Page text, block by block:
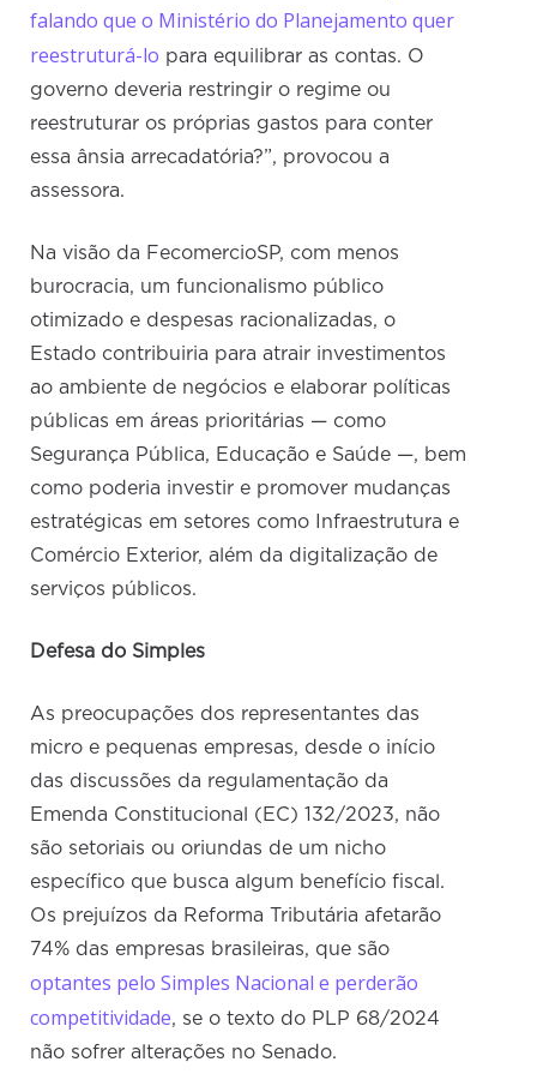
falando que o Ministério do Planejamento quer
reestruturá-lo para equilibrar as contas. O
governo deveria restringir o regime ou
reestruturar os próprias gastos para conter
essa ânsia arrecadatória?”, provocou a
assessora.
Na visão da FecomercioSP, com menos
burocracia, um funcionalismo público
otimizado e despesas racionalizadas, o
Estado contribuiria para atrair investimentos
ao ambiente de negócios e elaborar políticas
públicas em áreas prioritárias — como
Segurança Pública, Educação e Saúde —, bem
como poderia investir e promover mudanças
estratégicas em setores como Infraestrutura e
Comércio Exterior, além da digitalização de
serviços públicos.
Defesa do Simples
As preocupações dos representantes das
micro e pequenas empresas, desde o início
das discussões da regulamentação da
Emenda Constitucional (EC) 132/2023, não
são setoriais ou oriundas de um nicho
específico que busca algum benefício fiscal.
Os prejuízos da Reforma Tributária afetarão
74% das empresas brasileiras, que são
optantes pelo Simples Nacional e perderão
competitividade, se o texto do PLP 68/2024
não sofrer alterações no Senado.